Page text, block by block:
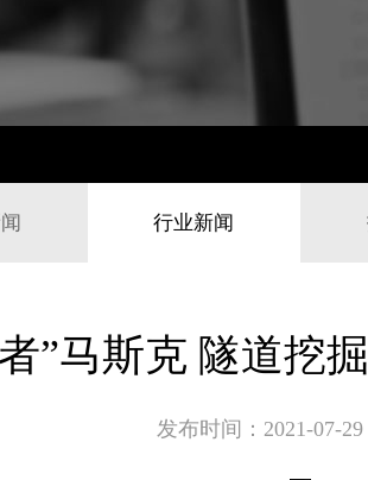
行业新闻
”马斯克 隧道挖
发布时间：2021-07-29